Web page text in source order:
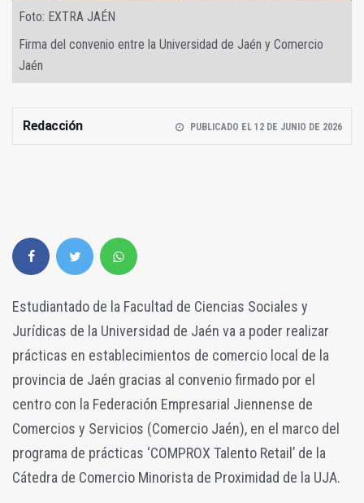
Foto: EXTRA JAÉN
Firma del convenio entre la Universidad de Jaén y Comercio
Jaén
Redacción PUBLICADO EL 12 DE JUNIO DE 2026
Estudiantado de la Facultad de Ciencias Sociales y
Jurídicas de la Universidad de Jaén va a poder realizar
prácticas en establecimientos de comercio local de la
provincia de Jaén gracias al convenio firmado por el
centro con la Federación Empresarial Jiennense de
Comercios y Servicios (Comercio Jaén), en el marco del
programa de prácticas ‘COMPROX Talento Retail’ de la
Cátedra de Comercio Minorista de Proximidad de la UJA.